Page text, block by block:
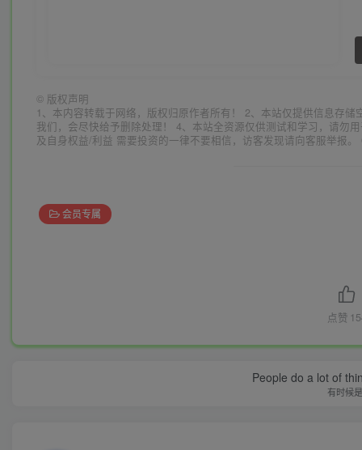
© 版权声明
1、本内容转载于网络，版权归原作者所有！ 2、本站仅提供信息存
我们，会尽快给予删除处理！ 4、本站全资源仅供测试和学习，请勿
及自身权益/利益 需要投资的一律不要相信，访客发现请向客服举报
会员专属
点赞
People do a lot of
有时候